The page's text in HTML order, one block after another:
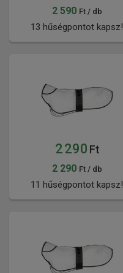
2 590 Ft / db
13 hűségpontot kapsz!
2 290 Ft
2 290 Ft / db
11 hűségpontot kapsz!